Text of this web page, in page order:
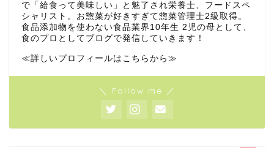
で「給食って美味しい」と魅了され栄養士、フードスペ
シャリスト。お惣菜が好きすぎて惣菜管理士2級取得。
食品添加物を使わない食品業界10年生 2児の母として、
食のプロとしてブログで発信していきます！
≪詳しいプロフィールはこちらから≫
＼ Follow me ／